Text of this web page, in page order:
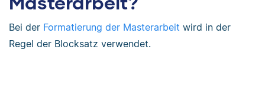
Bei der Formatierung der Masterarbeit wird in der
Regel der Blocksatz verwendet.